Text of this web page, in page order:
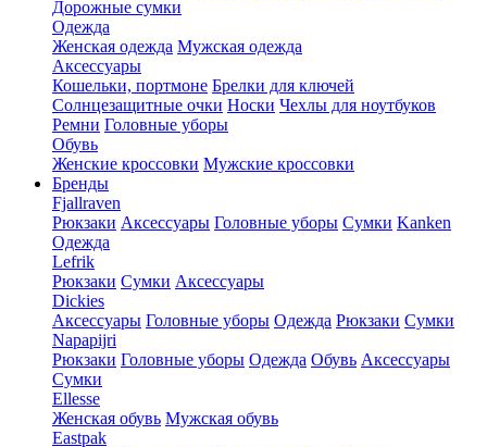
Дорожные сумки
Одежда
Женская одежда Мужская одежда
Аксессуары
Кошельки, портмоне Брелки для ключей
Солнцезащитные очки Носки Чехлы для ноутбуков
Ремни Головные уборы
Обувь
Женские кроссовки Мужские кроссовки
Бренды
Fjallraven
Рюкзаки Аксессуары Головные уборы Сумки Kanken
Одежда
Lefrik
Рюкзаки Сумки Аксессуары
Dickies
Аксессуары Головные уборы Одежда Рюкзаки Сумки
Napapijri
Рюкзаки Головные уборы Одежда Обувь Аксессуары
Сумки
Ellesse
Женская обувь Мужская обувь
Eastpak